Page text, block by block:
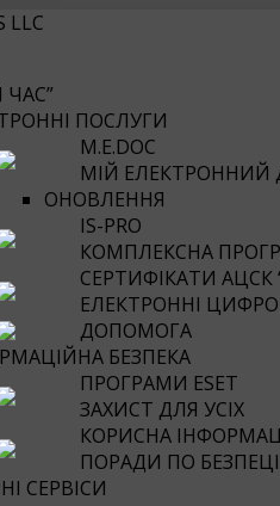
ЧАС”
ПОСЛУГИ
M.E.DOC
МІЙ ЕЛЕКТРОННИЙ
ОНОВЛЕННЯ
IS-PRO
КОМПЛЕКСНА
СЕРТИФІКАТИ АЦСК
ЕЛЕКТРОННІ
ДОПОМОГА
БЕЗПЕКА
ПРОГРАМИ ESET
ЗАХИСТ ДЛЯ УСІХ
КОРИСНА
ПОРАДИ ПО БЕЗПЕЦІ
СЕРВІСИ